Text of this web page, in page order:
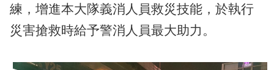
載
區
民
練，增進本大隊義消人員救災技能，於執行
災害搶救時給予警消人員最大助力。